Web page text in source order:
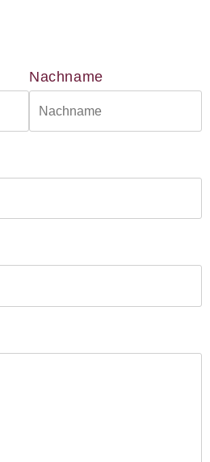
Nachname
[at] freiwillig-